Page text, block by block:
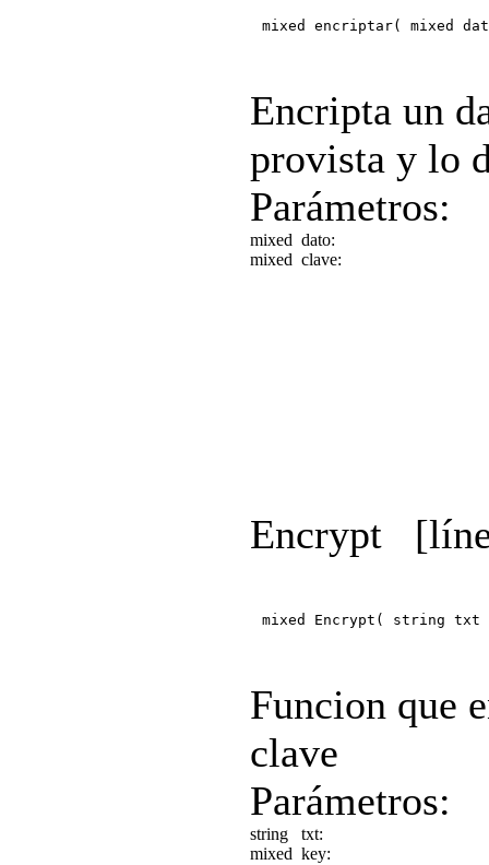
mixed encriptar( mixed
Encripta un
provista y lo
Parámetros:
mixed dato:
mixed clave:
Encrypt
mixed Encrypt( string txt
Funcion que
clave
Parámetros:
string
txt:
mixed key: